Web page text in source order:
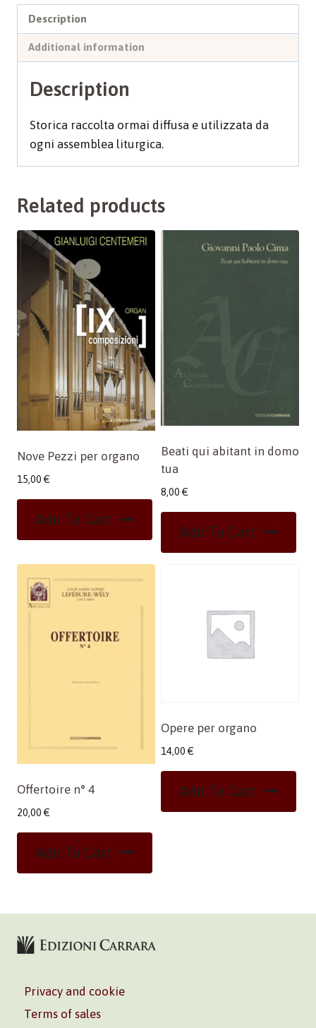
Description
Additional information
Description
Storica raccolta ormai diffusa e utilizzata da
ogni assemblea liturgica.
Related products
Nove Pezzi per organo
15,00 €
Add To Cart
Beati qui abitant in domo
tua
8,00 €
Add To Cart
Offertoire n° 4
20,00 €
Add To Cart
Opere per organo
14,00 €
Add To Cart
Privacy and cookie
Terms of sales